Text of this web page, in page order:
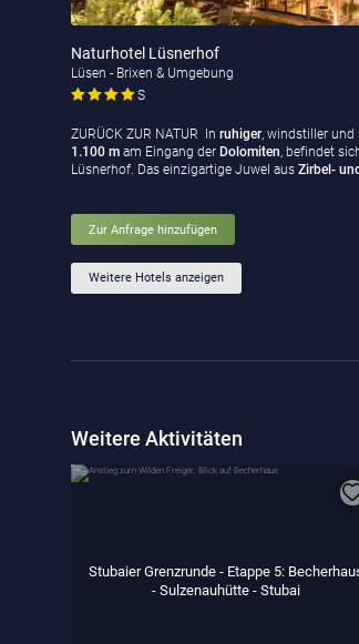
Naturhotel Lüsnerhof
Lüsen - Brixen & Umgebung
S
ZURÜCK ZUR NATUR In ruhiger, windstiller und
1.100 m am Eingang der Dolomiten, befindet
Lüsnerhof. Das einzigartige Juwel aus Zirbel-
Zur Anfrage hinzufügen
Weitere Hotels anzeigen
Weitere Aktivitäten
Stubaier Grenzrunde - Etappe 5:
- Sulzenauhütte - Stubai